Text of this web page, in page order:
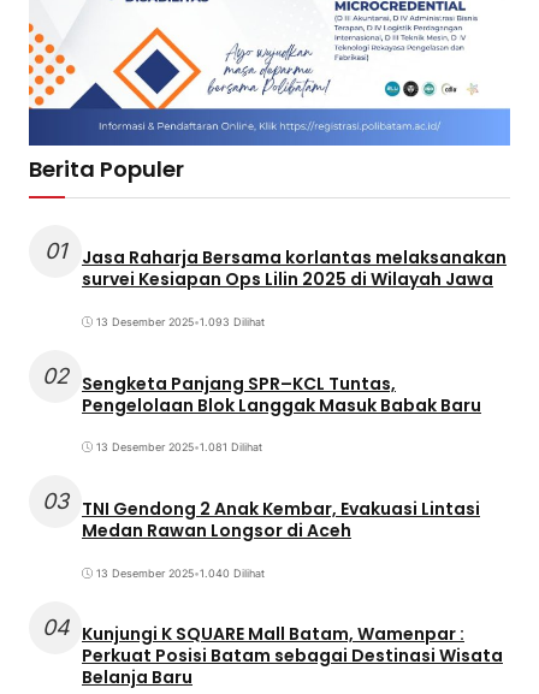
Berita Populer
01
Jasa Raharja Bersama korlantas melaksanakan
survei Kesiapan Ops Lilin 2025 di Wilayah Jawa
13 Desember 2025•1.093 Dilihat
02 Sengketa Panjang SPR–KCL Tuntas,
Pengelolaan Blok Langgak Masuk Babak Baru
13 Desember 2025•1.081 Dilihat
03 TNI Gendong 2 Anak Kembar, Evakuasi Lintasi
Medan Rawan Longsor di Aceh
13 Desember 2025•1.040 Dilihat
04 Kunjungi K SQUARE Mall Batam, Wamenpar :
Perkuat Posisi Batam sebagai Destinasi Wisata
Belanja Baru